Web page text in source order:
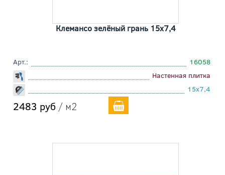
Клемансо зелёный грань 15x7,4
Арт.:
16058
Настенная плитка
15x7,4
2483 руб / м2